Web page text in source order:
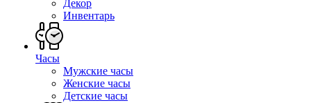
Декор
Инвентарь
Часы
Мужские часы
Женские часы
Детские часы